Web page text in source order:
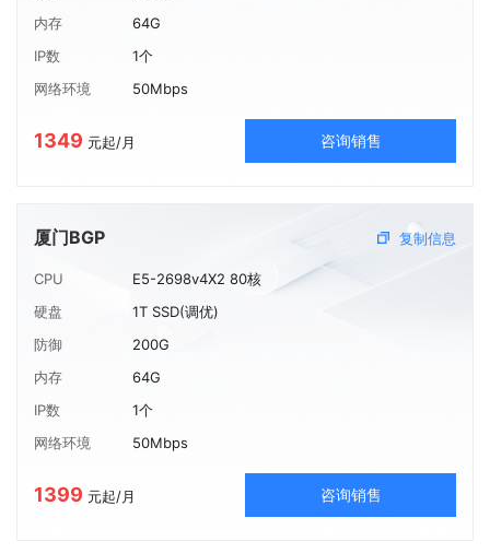
内存
64G
IP数
1个
网络环境
50Mbps
1349 元起/月 咨询销售
厦门BGP 复制信息
CPU
E5-2698v4X2 80核
硬盘
1T SSD(调优)
防御
200G
内存
64G
IP数
1个
网络环境
50Mbps
1399 元起/月 咨询销售